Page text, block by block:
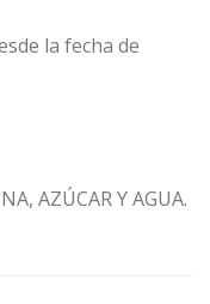
la fecha de
AZÚCAR Y AGUA.